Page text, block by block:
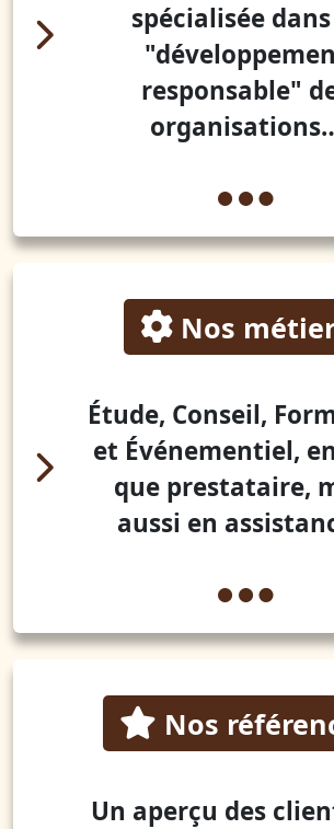
spécialisée
responsable"
Nos
Étude, Conseil,
et Événementiel,
que prestataire,
aussi en
Nos
Un aperçu des